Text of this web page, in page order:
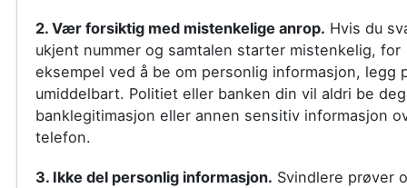
2. Vær forsiktig med mistenkelige anrop. Hvis du
ukjent nummer og samtalen starter mistenkelig, for
eksempel ved å be om personlig informasjon, legg
umiddelbart. Politiet eller banken din vil aldri be
banklegitimasjon eller annen sensitiv informasjon
telefon.
3. Ikke del personlig informasjon. Svindlere prøver